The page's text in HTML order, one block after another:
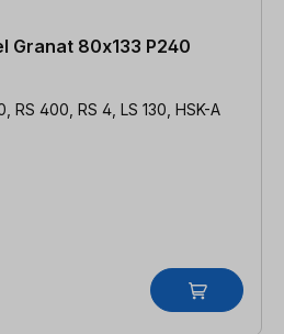
Granat 80x133 P240
RS 400, RS 4, LS 130, HSK-A